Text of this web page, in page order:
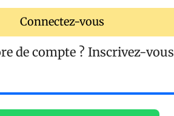
Connectez-vous
de compte ? Inscrivez-vous